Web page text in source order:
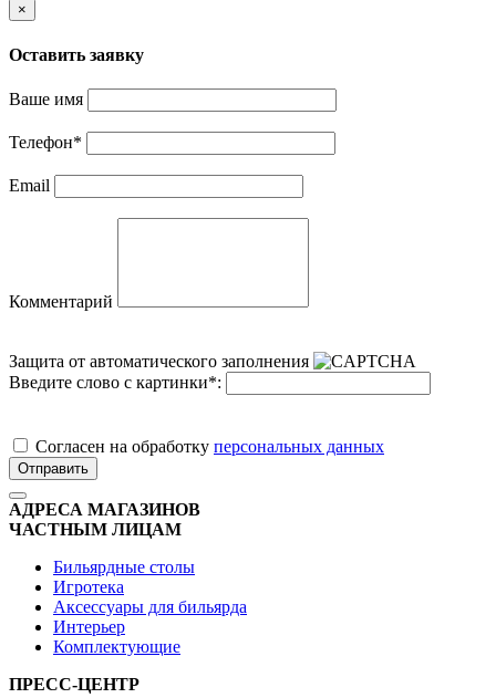
×
Оставить заявку
Ваше имя
Телефон*
Email
Комментарий
Защита от автоматического заполнения
Введите слово с картинки*:
Cогласен на обработку персональных данных
Отправить
АДРЕСА МАГАЗИНОВ
ЧАСТНЫМ ЛИЦАМ
Бильярдные столы
Игротека
Аксессуары для бильярда
Интерьер
Комплектующие
ПРЕСС-ЦЕНТР